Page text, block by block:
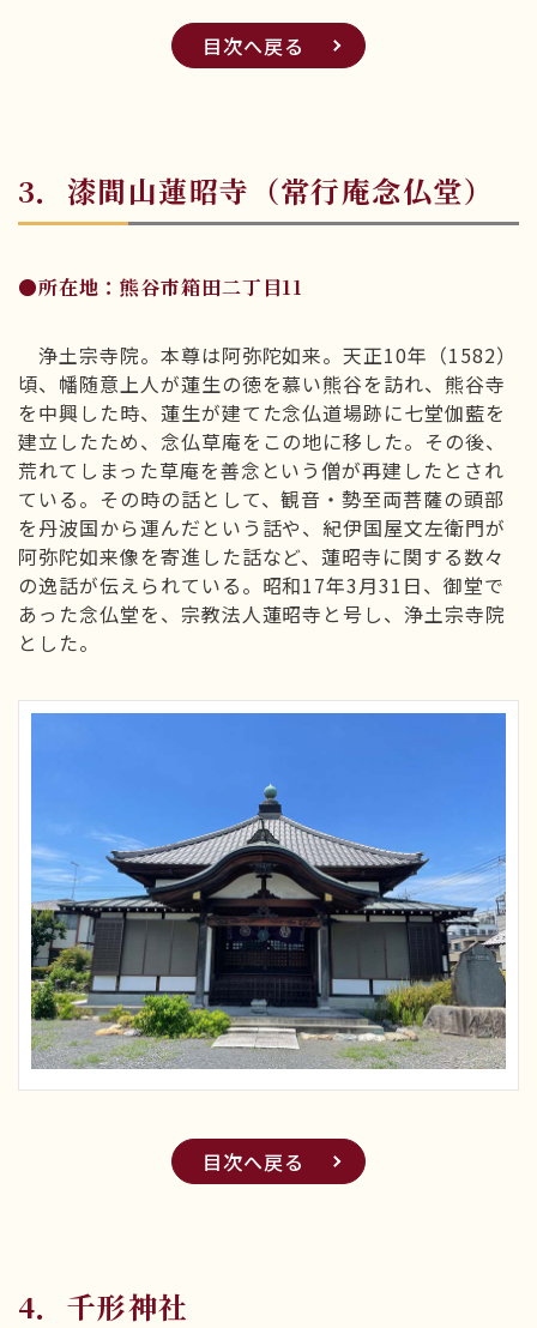
目次へ戻る
3．漆間山蓮昭寺（常行庵念仏堂）
●所在地：熊谷市箱田二丁目11
浄土宗寺院。本尊は阿弥陀如来。天正10年（1582）
頃、幡随意上人が蓮生の徳を慕い熊谷を訪れ、熊谷寺
を中興した時、蓮生が建てた念仏道場跡に七堂伽藍を
建立したため、念仏草庵をこの地に移した。その後、
荒れてしまった草庵を善念という僧が再建したとされ
ている。その時の話として、観音・勢至両菩薩の頭部
を丹波国から運んだという話や、紀伊国屋文左衛門が
阿弥陀如来像を寄進した話など、蓮昭寺に関する数々
の逸話が伝えられている。昭和17年3月31日、御堂で
あった念仏堂を、宗教法人蓮昭寺と号し、浄土宗寺院
とした。
目次へ戻る
4．千形神社